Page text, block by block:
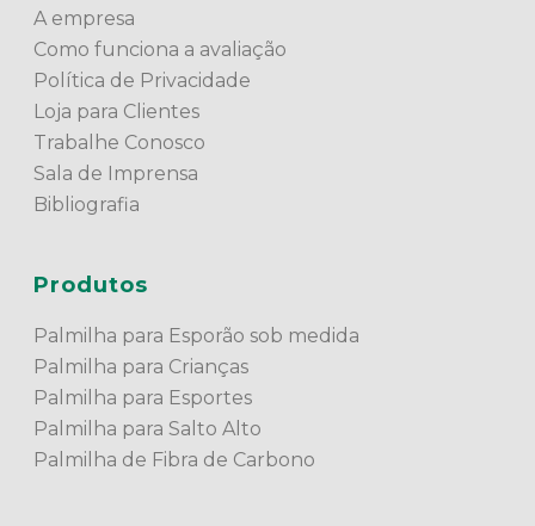
A empresa
Como funciona a avaliação
Política de Privacidade
Loja para Clientes
Trabalhe Conosco
Sala de Imprensa
Bibliografia
Produtos
Palmilha para Esporão sob medida
Palmilha para Crianças
Palmilha para Esportes
Palmilha para Salto Alto
Palmilha de Fibra de Carbono